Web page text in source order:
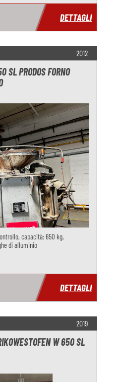
DETTAGLI
2012
SL PRODOS FORNO
capacità: 650 kg,
di alluminio
DETTAGLI
2019
W 650 SL